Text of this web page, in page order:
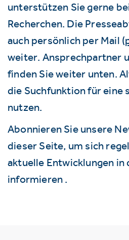
unterstützen Sie gerne
Recherchen. Die
auch persönlich per Mail (
weiter. Ansprechpartner
finden Sie weiter unten.
die Suchfunktion für eine
nutzen.
Abonnieren Sie unsere
dieser Seite, um sich
aktuelle Entwicklungen in
informieren .